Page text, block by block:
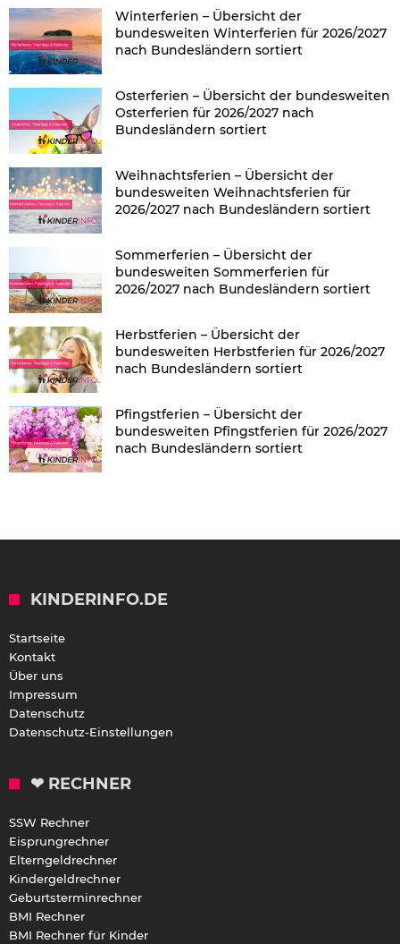
Winterferien – Übersicht der
bundesweiten Winterferien für 2026/2027
nach Bundesländern sortiert
Osterferien – Übersicht der bundesweiten
Osterferien für 2026/2027 nach
Bundesländern sortiert
Weihnachtsferien – Übersicht der
bundesweiten Weihnachtsferien für
2026/2027 nach Bundesländern sortiert
Sommerferien – Übersicht der
bundesweiten Sommerferien für
2026/2027 nach Bundesländern sortiert
Herbstferien – Übersicht der
bundesweiten Herbstferien für 2026/2027
nach Bundesländern sortiert
Pfingstferien – Übersicht der
bundesweiten Pfingstferien für 2026/2027
nach Bundesländern sortiert
KINDERINFO.DE
Startseite
Kontakt
Über uns
Impressum
Datenschutz
Datenschutz-Einstellungen
❤ RECHNER
SSW Rechner
Eisprungrechner
Elterngeldrechner
Kindergeldrechner
Geburtsterminrechner
BMI Rechner
BMI Rechner für Kinder